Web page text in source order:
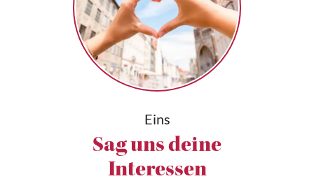
Eins
Sag uns deine
Interessen